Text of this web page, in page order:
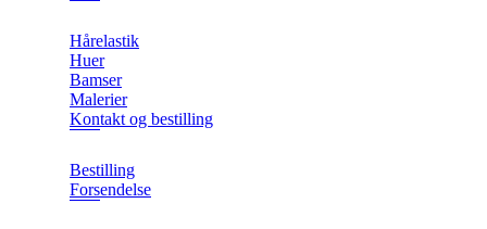
Hårelastik
Huer
Bamser
Malerier
Kontakt og bestilling
Bestilling
Forsendelse